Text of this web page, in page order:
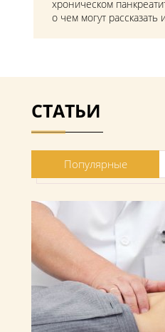
хроническом
о чем могут
СТАТЬИ
Популярные